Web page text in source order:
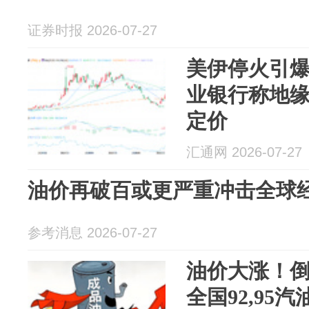
证券时报 2026-07-27
美伊停火引
业银行称地
定价
汇通网 2026-07-27
油价再破百或更严重冲击全球
参考消息 2026-07-27
油价大涨！
全国92,95汽